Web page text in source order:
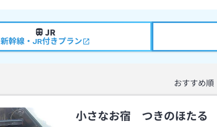
新幹線・JR付きプラン
おすすめ順
小さなお宿 つきのほたる